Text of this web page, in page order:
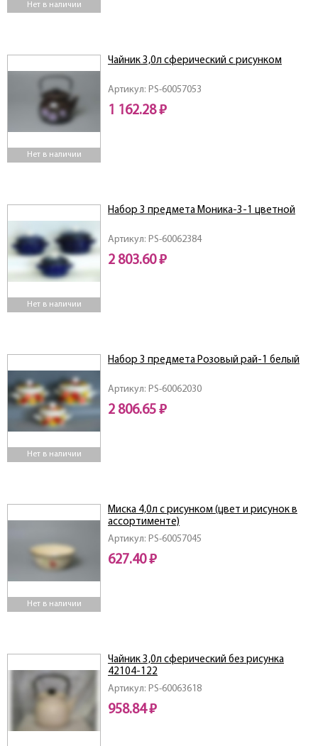
Нет в наличии
Нет в наличии
Артикул: PS-60057053
Чайник 3,0л сферический с рисунком
1 162.28 ₽
Нет в наличии
Артикул: PS-60062384
Набор 3 предмета Моника-3-1 цветной
2 803.60 ₽
Нет в наличии
Артикул: PS-60062030
Набор 3 предмета Розовый рай-1 белый
2 806.65 ₽
Нет в наличии
Артикул: PS-60057045
Миска 4,0л с рисунком (цвет и рисунок в
ассортименте)
627.40 ₽
Артикул: PS-60063618
Чайник 3,0л сферический без рисунка
42104-122
958.84 ₽